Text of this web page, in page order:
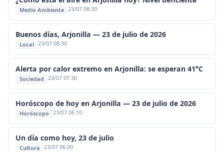
Medio Ambiente 23/07 08:30
Buenos días, Arjonilla — 23 de julio de 2026
Local 23/07 08:30
Alerta por calor extremo en Arjonilla: se esperan 41°C
Sociedad 23/07 07:30
Horóscopo de hoy en Arjonilla — 23 de julio de 2026
Horóscopo 23/07 06:10
Un día como hoy, 23 de julio
Cultura 23/07 06:00